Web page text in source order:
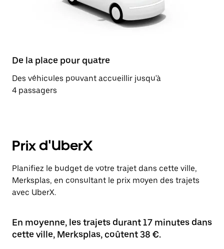
De la place pour quatre
Des véhicules pouvant accueillir jusqu'à
4 passagers
Prix d'UberX
Planifiez le budget de votre trajet dans cette ville,
Merksplas, en consultant le prix moyen des trajets
avec UberX.
En moyenne, les trajets durant 17 minutes dans
cette ville, Merksplas, coûtent 38 €.